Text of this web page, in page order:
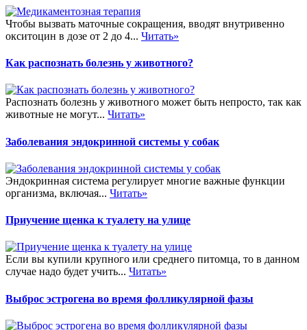
Чтобы вызвать маточные сокращения, вводят внутривенно
окситоцин в дозе от 2 до 4... Читать»
Как распознать болезнь у животного?
Распознать болезнь у животного может быть непросто, так как
животные не могут... Читать»
Заболевания эндокринной системы у собак
Эндокринная система регулирует многие важные функции
организма, включая... Читать»
Приучение щенка к туалету на улице
Если вы купили крупного или среднего питомца, то в данном
случае надо будет учить... Читать»
Выброс эстрогена во время фолликулярной фазы